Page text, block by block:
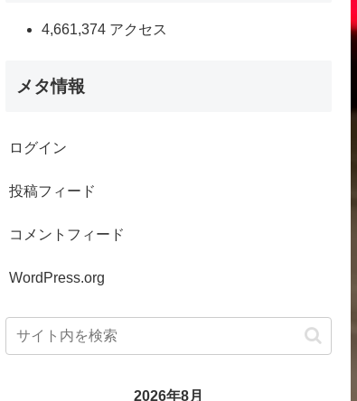
4,661,374 アクセス
メタ情報
ログイン
投稿フィード
コメントフィード
WordPress.org
2026年8月